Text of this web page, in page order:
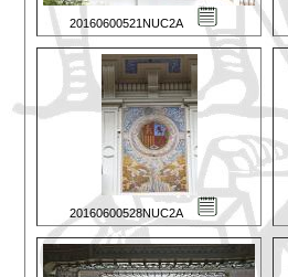
20160600521NUC2A
20160600528NUC2A